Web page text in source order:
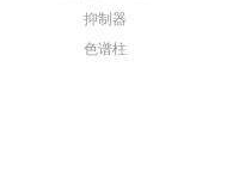
抑制器
色谱柱